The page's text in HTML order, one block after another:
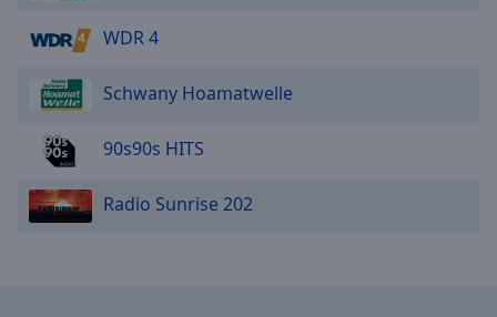
WDR 4
Schwany Hoamatwelle
90s90s HITS
Radio Sunrise 202